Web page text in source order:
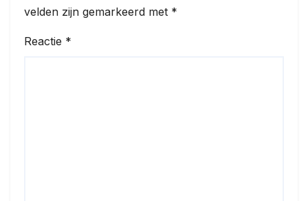
velden zijn gemarkeerd met *
Reactie *